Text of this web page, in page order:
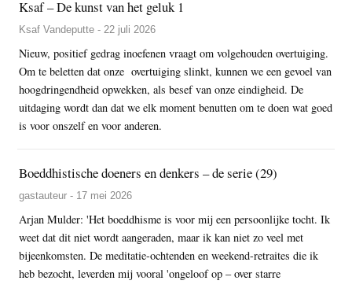
Ksaf – De kunst van het geluk 1
Ksaf Vandeputte - 22 juli 2026
Nieuw, positief gedrag inoefenen vraagt om volgehouden overtuiging.
Om te beletten dat onze overtuiging slinkt, kunnen we een gevoel van
hoogdringendheid opwekken, als besef van onze eindigheid. De
uitdaging wordt dan dat we elk moment benutten om te doen wat goed
is voor onszelf en voor anderen.
Boeddhistische doeners en denkers – de serie (29)
gastauteur - 17 mei 2026
Arjan Mulder: 'Het boeddhisme is voor mij een persoonlijke tocht. Ik
weet dat dit niet wordt aangeraden, maar ik kan niet zo veel met
bijeenkomsten. De meditatie-ochtenden en weekend-retraites die ik
heb bezocht, leverden mij vooral 'ongeloof op – over starre